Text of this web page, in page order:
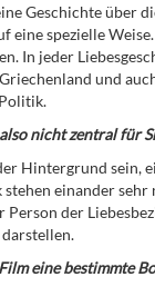
Geschichte über
eine spezielle
In jeder
und
nicht zentral für
Hintergrund sein,
einander sehr
der
eine bestimmte